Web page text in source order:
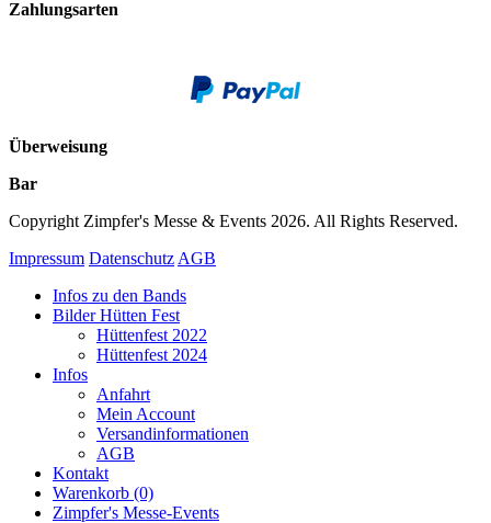
Zahlungsarten
Überweisung
Bar
Copyright Zimpfer's Messe & Events 2026. All Rights Reserved.
Impressum Datenschutz AGB
Infos zu den Bands
Bilder Hütten Fest
Hüttenfest 2022
Hüttenfest 2024
Infos
Anfahrt
Mein Account
Versandinformationen
AGB
Kontakt
Warenkorb (0)
Zimpfer's Messe-Events